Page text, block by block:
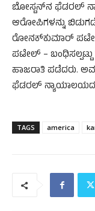
ಬೋಸ್ಟನ್‌ನ ಫೆಡರಲ್
ಆರೋಪಿಗಳನ್ನು
ರೋನಕ್‌ಕುಮಾರ್
ಪಟೇಲ್ –
ಹಾಜರಾತಿ ಪಡೆದರು.
ಫೆಡರಲ್
TAGS america